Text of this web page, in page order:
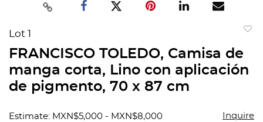
Lot 1
FRANCISCO TOLEDO, Camisa de
manga corta, Lino con aplicación
de pigmento, 70 x 87 cm
Estimate: MXN$5,000 - MXN$8,000 Inquire